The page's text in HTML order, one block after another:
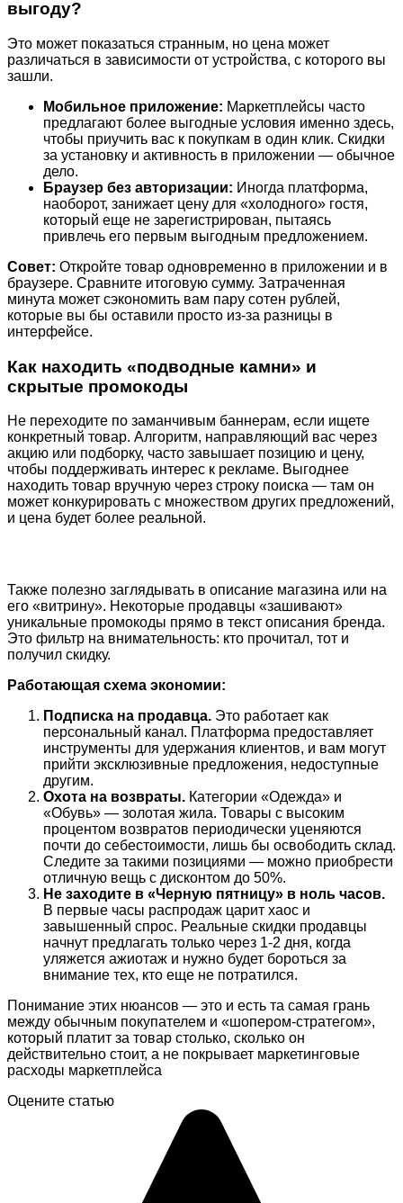
выгоду?
Это может показаться странным, но цена может
различаться в зависимости от устройства, с которого вы
зашли.
Мобильное приложение: Маркетплейсы часто
предлагают более выгодные условия именно здесь,
чтобы приучить вас к покупкам в один клик. Скидки
за установку и активность в приложении — обычное
дело.
Браузер без авторизации: Иногда платформа,
наоборот, занижает цену для «холодного» гостя,
который еще не зарегистрирован, пытаясь
привлечь его первым выгодным предложением.
Совет: Откройте товар одновременно в приложении и в
браузере. Сравните итоговую сумму. Затраченная
минута может сэкономить вам пару сотен рублей,
которые вы бы оставили просто из-за разницы в
интерфейсе.
Как находить «подводные камни» и
скрытые промокоды
Не переходите по заманчивым баннерам, если ищете
конкретный товар. Алгоритм, направляющий вас через
акцию или подборку, часто завышает позицию и цену,
чтобы поддерживать интерес к рекламе. Выгоднее
находить товар вручную через строку поиска — там он
может конкурировать с множеством других предложений,
и цена будет более реальной.
Также полезно заглядывать в описание магазина или на
его «витрину». Некоторые продавцы «зашивают»
уникальные промокоды прямо в текст описания бренда.
Это фильтр на внимательность: кто прочитал, тот и
получил скидку.
Работающая схема экономии:
Подписка на продавца. Это работает как
персональный канал. Платформа предоставляет
инструменты для удержания клиентов, и вам могут
прийти эксклюзивные предложения, недоступные
другим.
Охота на возвраты. Категории «Одежда» и
«Обувь» — золотая жила. Товары с высоким
процентом возвратов периодически уценяются
почти до себестоимости, лишь бы освободить склад.
Следите за такими позициями — можно приобрести
отличную вещь с дисконтом до 50%.
Не заходите в «Черную пятницу» в ноль часов.
В первые часы распродаж царит хаос и
завышенный спрос. Реальные скидки продавцы
начнут предлагать только через 1-2 дня, когда
уляжется ажиотаж и нужно будет бороться за
внимание тех, кто еще не потратился.
Понимание этих нюансов — это и есть та самая грань
между обычным покупателем и «шопером-стратегом»,
который платит за товар столько, сколько он
действительно стоит, а не покрывает маркетинговые
расходы маркетплейса
Оцените статью